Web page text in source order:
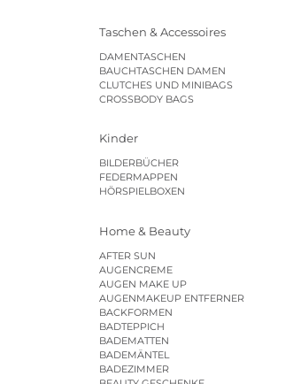
Taschen & Accessoires
DAMENTASCHEN
BAUCHTASCHEN DAMEN
CLUTCHES UND MINIBAGS
CROSSBODY BAGS
Kinder
BILDERBÜCHER
FEDERMAPPEN
HÖRSPIELBOXEN
Home & Beauty
AFTER SUN
AUGENCREME
AUGEN MAKE UP
AUGENMAKEUP ENTFERNER
BACKFORMEN
BADTEPPICH
BADEMATTEN
BADEMÄNTEL
BADEZIMMER